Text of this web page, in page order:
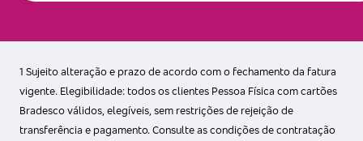
1 Sujeito alteração e prazo de acordo com o fechamento da fatura
vigente. Elegibilidade: todos os clientes Pessoa Física com cartões
Bradesco válidos, elegíveis, sem restrições de rejeição de
transferência e pagamento. Consulte as condições de contratação